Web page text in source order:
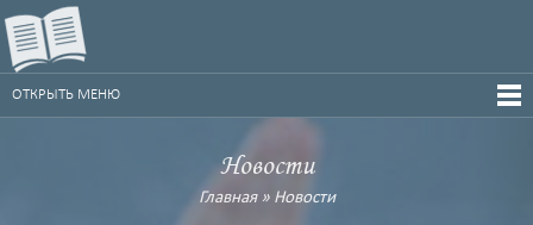
ОТКРЫТЬ МЕНЮ
Новости
Главная» Новости